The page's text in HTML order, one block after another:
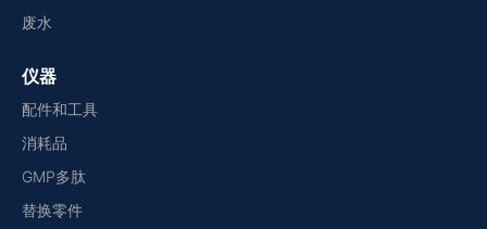
废水
仪器
配件和工具
消耗品
GMP多肽
替换零件